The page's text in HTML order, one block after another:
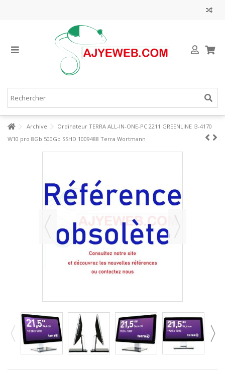
Archive
Ordinateur TERRA ALL-IN-ONE-PC 2211 GREENLINE I3-4170
W10 pro 8Gb 500Gb SSHD 1009488 Terra Wortmann